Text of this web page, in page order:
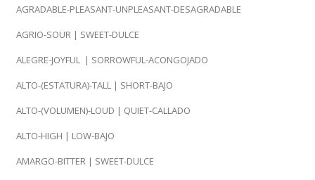
AGRADABLE-PLEASANT-UNPLEASANT-DESAGRADABLE
AGRIO-SOUR | SWEET-DULCE
ALEGRE-JOYFUL | SORROWFUL-ACONGOJADO
ALTO-(ESTATURA)-TALL | SHORT-BAJO
ALTO-(VOLUMEN)-LOUD | QUIET-CALLADO
ALTO-HIGH | LOW-BAJO
AMARGO-BITTER | SWEET-DULCE